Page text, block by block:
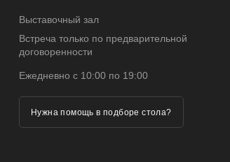
Ежедневно с 10:00 по 19:00
Нужна помощь в подборе стола?
Встреча только по предварительной
договоренности
Выставочный зал